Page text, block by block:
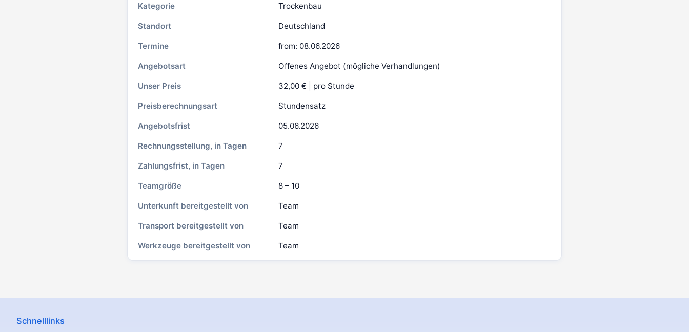
Kategorie Trockenbau
Standort Deutschland
Termine from: 08.06.2026
Angebotsart Offenes Angebot (mögliche Verhandlungen)
Unser Preis 32,00 € | pro Stunde
Preisberechnungsart Stundensatz
Angebotsfrist 05.06.2026
Rechnungsstellung, in Tagen 7
Zahlungsfrist, in Tagen 7
Teamgröße 8 – 10
Unterkunft bereitgestellt von Team
Transport bereitgestellt von Team
Werkzeuge bereitgestellt von Team
Schnelllinks